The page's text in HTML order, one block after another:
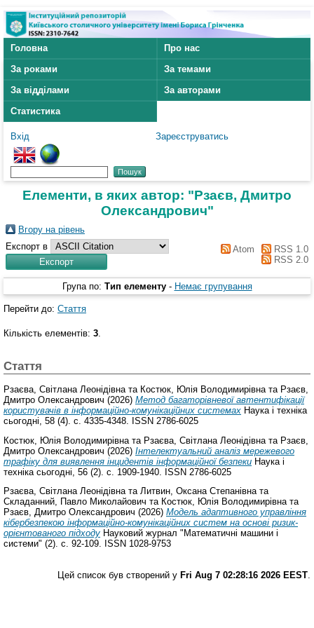
Головна
Про нас
За роками
За темами
За відділами
За авторами
Статистика
Вхід Зареєструватись
Елементи, в яких автор: "Рзаєв, Дмитро
Олександрович"
Вгору на рівень
Експорт в
Atom
RSS 1.0
RSS 2.0
Група по: Тип елементу - Немає групування
Перейти до: Стаття
Кількість елементів: 3.
Стаття
Рзаєва, Світлана Леонідівна та Костюк, Юлія Володимирівна та Рзаєв,
Дмитро Олександрович (2026) Метод багаторівневої автентифікації
користувачів в інформаційно-комунікаційних системах Наука і техніка
сьогодні, 58 (4). с. 4335-4348. ISSN 2786-6025
Костюк, Юлія Володимирівна та Рзаєва, Світлана Леонідівна та Рзаєв,
Дмитро Олександрович (2026) Інтелектуальний аналіз мережевого
трафіку для виявлення інцидентів інформаційної безпеки Наука і
техніка сьогодні, 56 (2). с. 1909-1940. ISSN 2786-6025
Рзаєва, Світлана Леонідівната Литвин, Оксана Степанівната
Складанний, Павло Миколайович та Костюк, Юлія Володимирівната
Рзаєв, Дмитро Олександрович (2026) Модель адаптивного управління
кібербезпекою інформаційно-комунікаційних систем на основі ризик-
орієнтованого підходу Науковий журнал "Математичні машини і
системи" (2). с. 92-109. ISSN 1028-9753
Цей список був створений у Fri Aug 7 02:28:16 2026 EEST.